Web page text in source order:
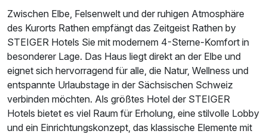
Für 3 Tage p.P. ab99,00 €
Doppelzimmer Standard
2 Erwachsene und 1 Kind
Zwischen Elbe, Felsenwelt und der ruhigen Atmosphäre
des Kurorts Rathen empfängt das Zeitgeist Rathen by
STEIGER Hotels Sie mit modernem 4-Sterne-Komfort in
besonderer Lage. Das Haus liegt direkt an der Elbe und
eignet sich hervorragend für alle, die Natur, Wellness und
entspannte Urlaubstage in der Sächsischen Schweiz
verbinden möchten. Als größtes Hotel der STEIGER
Hotels bietet es viel Raum für Erholung, eine stilvolle Lobby
und ein Einrichtungskonzept, das klassische Elemente mit